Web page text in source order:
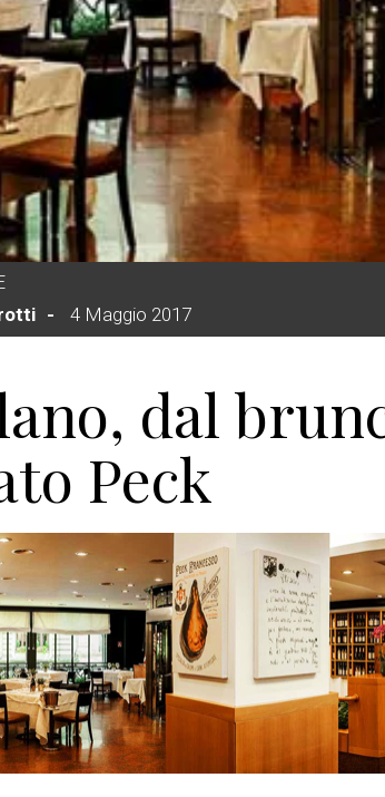
4 Maggio 2017
dal
Peck